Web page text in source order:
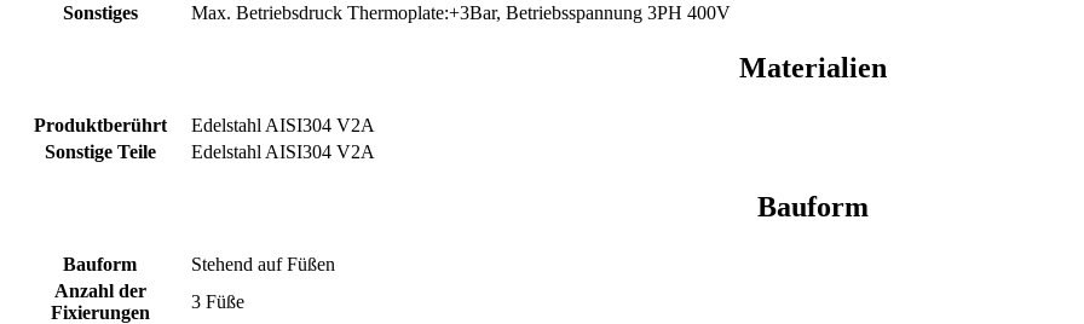
Sonstiges
Max. Betriebsdruck Thermoplate:+3Bar, Betriebsspannung 3PH 400V
Materialien
Produktberührt
Edelstahl AISI304 V2A
Sonstige Teile
Edelstahl AISI304 V2A
Bauform
Bauform
Stehend auf Füßen
Anzahl der
Fixierungen
3 Füße